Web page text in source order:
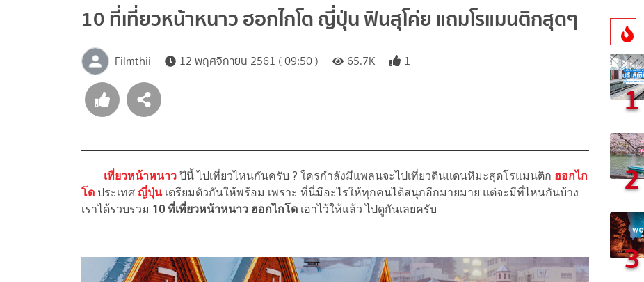
10 ที่เที่ยวหน้าหนาว ฮอกไกโด ญี่ปุ่น ฟินสุโค่ย แถมโรแมนติกสุดๆ
Filmthii 12 พฤศจิกายน 2561 ( 09:50 ) 65.7K 1
เที่ยวหน้าหนาว ปีนี้ ไปเที่ยวไหนกันครับ ? ใครกำลังมีแพลนจะไปเที่ยวดินแดนหิมะสุดโรแมนติก ฮอกไก
โด ประเทศ ญี่ปุ่นเตรียมตัวกันให้พร้อม เพราะ ที่นี่มีอะไรให้ทุกคนได้สนุกอีกมายมาย แต่จะมีที่ไหนกันบ้าง
เราได้รวบรวม 10 ที่เที่ยวหน้าหนาว ฮอกไกโด เอาไว้ให้แล้ว ไปดูกันเลยครับ
1
2
3